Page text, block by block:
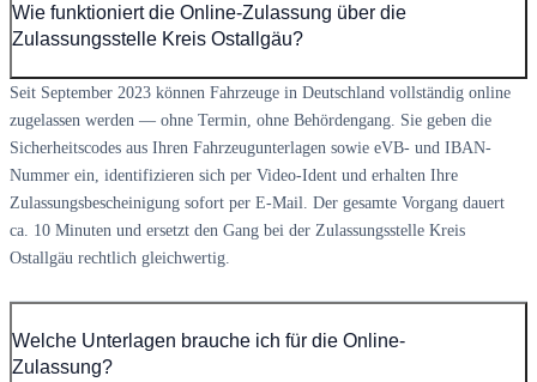
Wie funktioniert die Online-Zulassung über die
Zulassungsstelle Kreis Ostallgäu?
Seit September 2023 können Fahrzeuge in Deutschland vollständig online
zugelassen werden — ohne Termin, ohne Behördengang. Sie geben die
Sicherheitscodes aus Ihren Fahrzeugunterlagen sowie eVB- und IBAN-
Nummer ein, identifizieren sich per Video-Ident und erhalten Ihre
Zulassungsbescheinigung sofort per E-Mail. Der gesamte Vorgang dauert
ca. 10 Minuten und ersetzt den Gang bei der Zulassungsstelle Kreis
Ostallgäu rechtlich gleichwertig.
Welche Unterlagen brauche ich für die Online-
Zulassung?